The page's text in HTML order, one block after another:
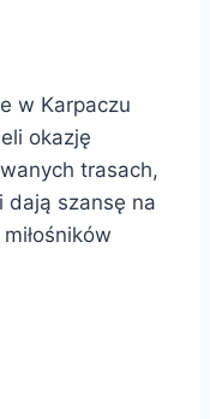
w Karpaczu
okazję
trasach,
dają szansę na